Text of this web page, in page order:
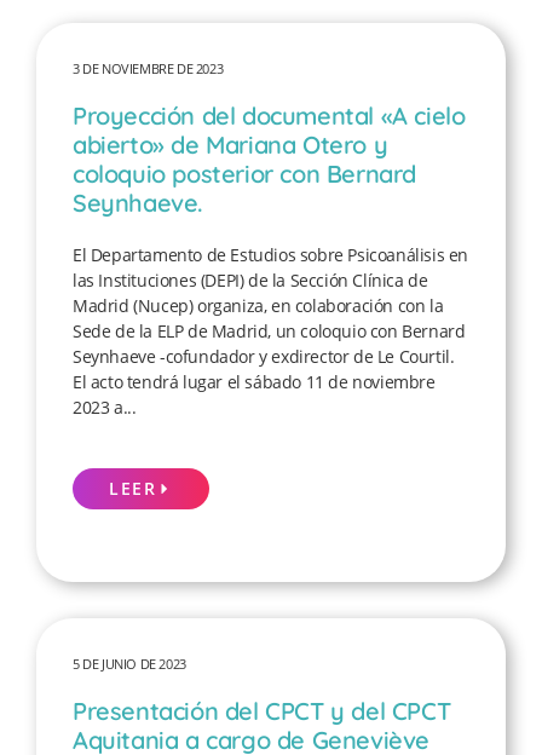
3 DE NOVIEMBRE DE 2023
Proyección del documental «A cielo
abierto» de Mariana Otero y
coloquio posterior con Bernard
Seynhaeve.
El Departamento de Estudios sobre Psicoanálisis en
las Instituciones (DEPI) de la Sección Clínica de
Madrid (Nucep) organiza, en colaboración con la
Sede de la ELP de Madrid, un coloquio con Bernard
Seynhaeve -cofundador y exdirector de Le Courtil.
El acto tendrá lugar el sábado 11 de noviembre
2023 a...
LEER
5 DE JUNIO DE 2023
Presentación del CPCT y del CPCT
Aquitania a cargo de Geneviève